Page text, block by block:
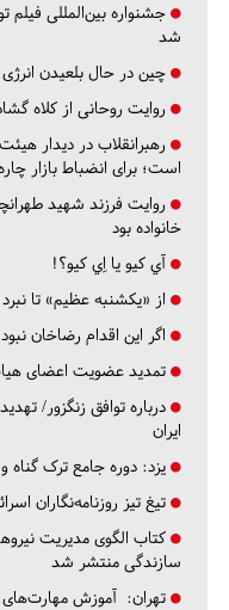
جشنواره بین‌المللی فیلم
شد
چین در حال بلعیدن
روایت روحانی از کلاه
رهبرانقلاب در دیدار
است؛ برای انضباط بازار
روایت فرزند شهید
خانواده بود
آي كيو يا اِي كيو؟!
از «یکشنبه عظیم» تا
اگر این اقدام رضاخان
تمدید عضویت اعضای
درباره توافق زنگزور/
ایران
یزد: دوره جامع ترک گناه
تیغ تیز روزنامه‌نگاران
کتاب الگوی مدیریت
سازندگی منتشر شد
تهران: آموزش مهارت‌های